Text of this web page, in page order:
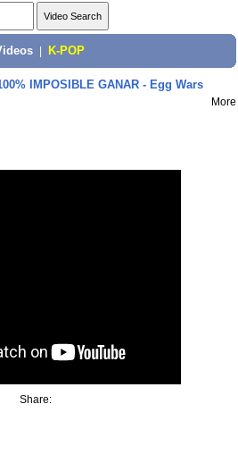
K-POP
IMPOSIBLE GANAR - Egg Wars
More
Share: